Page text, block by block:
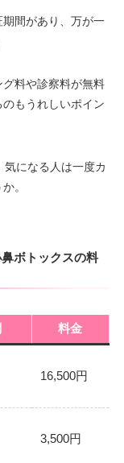
間があり、万が一
料や診察料が無料
もうれしいポイン
気になる人は一度カ
。
ボトックスの料
料金
16,500円
3,500円